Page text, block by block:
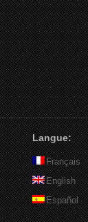
Langue:
Français
English
Español